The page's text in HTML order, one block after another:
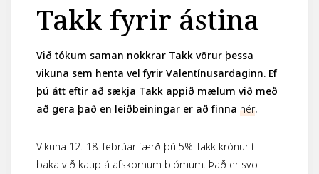
Takk fyrir ástina
Við tókum saman nokkrar Takk vörur þessa
vikuna sem henta vel fyrir Valentínusardaginn. Ef
þú átt eftir að sækja Takk appið mælum við með
að gera það en leiðbeiningar er að finna hér.
Vikuna 12.-18. febrúar færð þú 5% Takk krónur til
baka við kaup á afskornum blómum. Það er svo